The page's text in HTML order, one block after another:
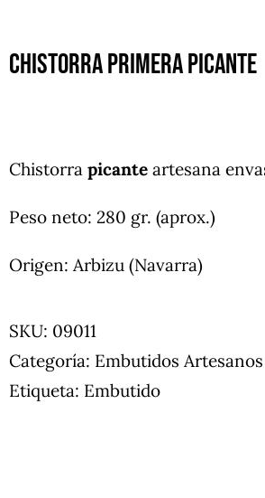
Chistorra Primera picante
Chistorra picante artesana
Peso neto: 280 gr. (aprox.)
Origen: Arbizu (Navarra)
SKU: 09011
Categoría: Embutidos Artesanos
Etiqueta: Embutido